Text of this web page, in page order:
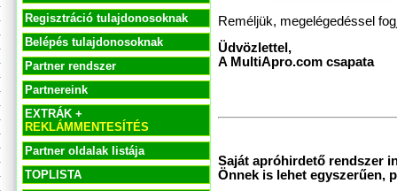
Regisztráció tulajdonosoknak
Belépés tulajdonosoknak
Partner rendszer
Partnereink
EXTRÁK +
REKLÁMMENTESÍTÉS
Partner oldalak listája
TOPLISTA
Reméljük, megelégedéssel
Üdvözlettel,
A MultiApro.com csapata
Saját apróhirdető rendszer
Önnek is lehet egyszerűen,